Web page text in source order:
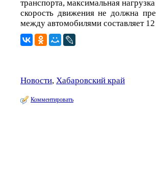
транспорта, максимальная
скорость движения не должна
между автомобилями составляет
Новости, Хабаровский край
Комментировать